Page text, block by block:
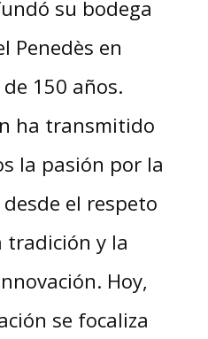
su bodega
Penedès en
150 años.
ha transmitido
la pasión por la
el respeto
tradición y la
Hoy,
se focaliza